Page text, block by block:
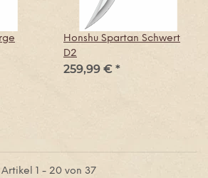
Honshu Spartan Schwert
D2
259,99 € *
Artikel 1 - 20 von 37